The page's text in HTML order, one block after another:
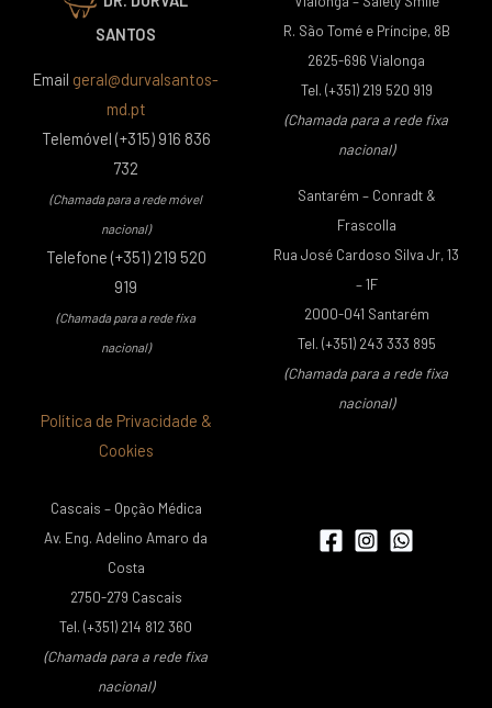
SANTOS
Email geral@durvalsantos-
md.pt
Telemóvel (+315) 916 836
732
(Chamada para a rede móvel
nacional)
Telefone (+351) 219 520
919
(Chamada para a rede fixa
nacional)
Política de Privacidade &
Cookies
R. São Tomé e Príncipe, 8B
2625-696 Vialonga
Tel. (+351) 219 520 919
(Chamada para a rede fixa
nacional)
Santarém – Conradt &
Frascolla
Rua José Cardoso Silva Jr, 13
– 1F
2000-041 Santarém
Tel. (+351) 243 333 895
(Chamada para a rede fixa
nacional)
Cascais – Opção Médica
Av. Eng. Adelino Amaro da
Costa
2750-279 Cascais
Tel. (+351) 214 812 360
(Chamada para a rede fixa
nacional)